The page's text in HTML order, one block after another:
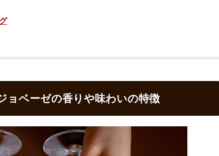
ョベーゼの香りや味わいの特徴